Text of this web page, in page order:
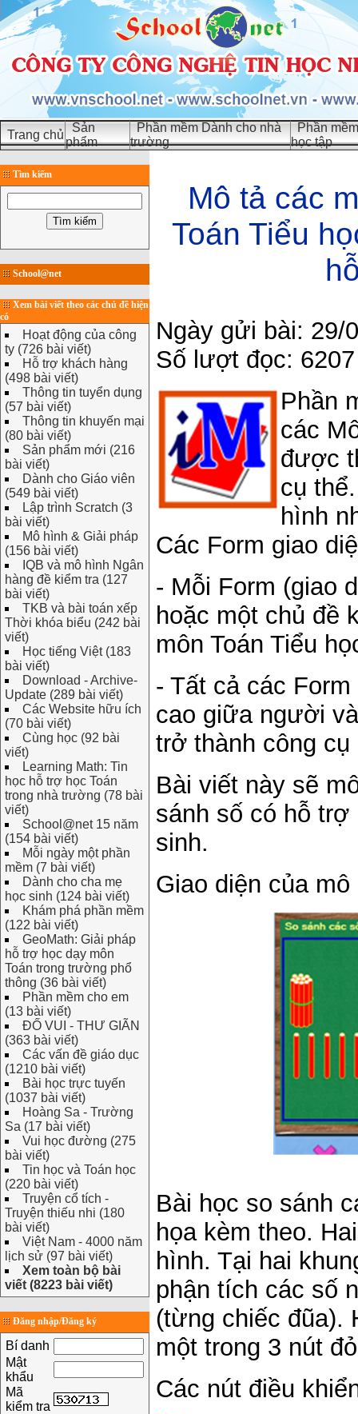
Trang chủ
Sản
phẩm
Phần mềm Dành cho nhà
trường
Phần
học tập
Tìm kiếm
School@net
Xem bài viết theo các chủ đề hiện
có
Hoạt động của công
ty (726 bài viết)
Hỗ trợ khách hàng
(498 bài viết)
Thông tin tuyển dụng
(57 bài viết)
Thông tin khuyến mại
(80 bài viết)
Sản phẩm mới (216
bài viết)
Dành cho Giáo viên
(549 bài viết)
Lập trình Scratch (3
bài viết)
Mô hình & Giải pháp
(156 bài viết)
IQB và mô hình Ngân
hàng đề kiểm tra (127
bài viết)
TKB và bài toán xếp
Thời khóa biểu (242 bài
viết)
Học tiếng Việt (183
bài viết)
Download - Archive-
Update (289 bài viết)
Các Website hữu ích
(70 bài viết)
Cùng học (92 bài
viết)
Learning Math: Tin
học hỗ trợ học Toán
trong nhà trường (78 bài
viết)
School@net 15 năm
(154 bài viết)
Mỗi ngày một phần
mềm (7 bài viết)
Dành cho cha mẹ
học sinh (124 bài viết)
Khám phá phần mềm
(122 bài viết)
GeoMath: Giải pháp
hỗ trợ học dạy môn
Toán trong trường phổ
thông (36 bài viết)
Phần mềm cho em
(13 bài viết)
ĐỐ VUI - THƯ GIÃN
(363 bài viết)
Các vấn đề giáo dục
(1210 bài viết)
Bài học trực tuyến
(1037 bài viết)
Hoàng Sa - Trường
Sa (17 bài viết)
Vui học đường (275
bài viết)
Tin học và Toán học
(220 bài viết)
Truyện cổ tích -
Truyện thiếu nhi (180
bài viết)
Việt Nam - 4000 năm
lịch sử (97 bài viết)
Xem toàn bộ bài
viết (8223 bài viết)
Đăng nhập/Đăng ký
Bí danh
Mật
khẩu
Mã
kiểm tra
Mô tả các
Toán Tiểu
Ngày gửi bài: 29/
Số lượt đọc: 6207
Phần
các
được
cụ
hình
Các Form giao
- Mỗi Form (giao
hoặc một chủ đề
môn Toán Tiểu
- Tất cả các
cao giữa người
trở thành công
Bài viết này sẽ
sánh số có hỗ trợ
sinh.
Giao diện của
Bài học so sánh
họa kèm theo.
hình. Tại hai
phận tích các số
(từng chiếc đũa).
một trong 3 nút
Các nút điều